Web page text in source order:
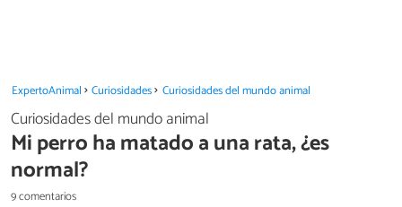
ExpertoAnimal Curiosidades Curiosidades del mundo animal
Curiosidades del mundo animal
Mi perro ha matado a una rata, ¿es
normal?
9 comentarios